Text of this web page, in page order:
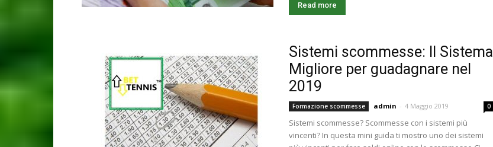
Read more
Sistemi scommesse: Il Sistema
Migliore per guadagnare nel
2019
Formazione scommesse admin - 4 Maggio 2019 0
Sistemi scommesse? Scommesse con i sistemi più
vincenti? In questa mini guida ti mostro uno dei sistemi